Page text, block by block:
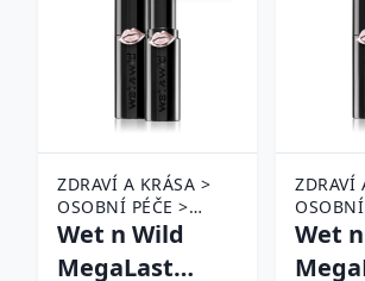
ZDRAVÍ A KRÁSA >
OSOBNÍ PÉČE >
KOSMETIKA > MAKE-
RTY > RTĚNKY
Wet n Wild
MegaLast
ZDRAVÍ
RTY >
Wet